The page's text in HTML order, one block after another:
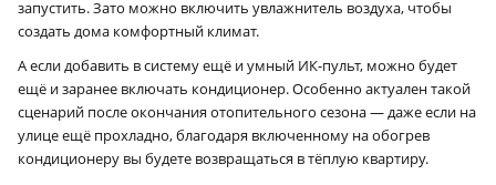
запустить. Зато можно включить увлажнитель воздуха, чтобы
создать дома комфортный климат.
А если добавить в систему ещё и умный ИК-пульт, можно будет
ещё и заранее включать кондиционер. Особенно актуален такой
сценарий после окончания отопительного сезона — даже если на
улице ещё прохладно, благодаря включенному на обогрев
кондиционеру вы будете возвращаться в тёплую квартиру.